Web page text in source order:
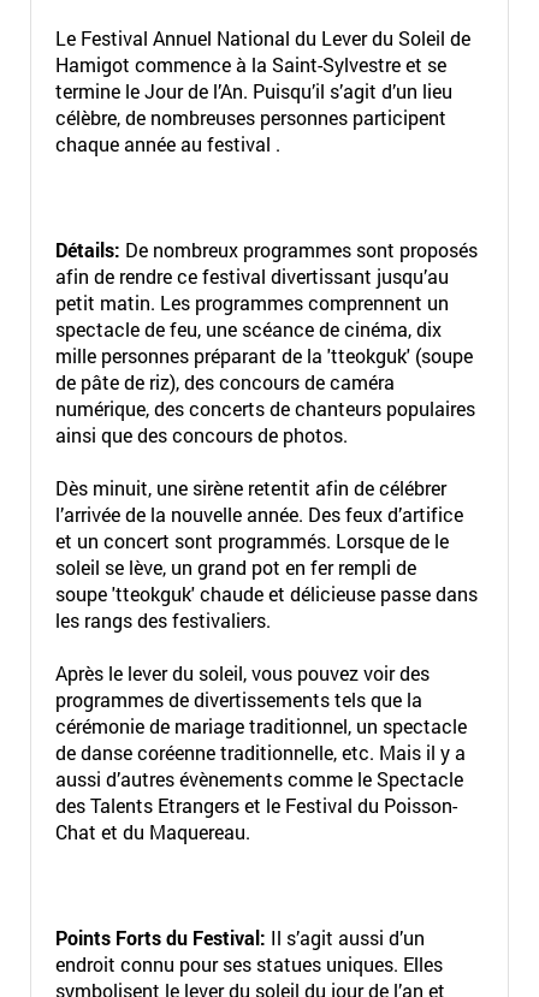
Le Festival Annuel National du Lever du Soleil de
Hamigot commence à la Saint-Sylvestre et se
termine le Jour de l’An. Puisqu’il s’agit d’un lieu
célèbre, de nombreuses personnes participent
chaque année au festival .
Détails: De nombreux programmes sont proposés
afin de rendre ce festival divertissant jusqu’au
petit matin. Les programmes comprennent un
spectacle de feu, une scéance de cinéma, dix
mille personnes préparant de la 'tteokguk' (soupe
de pâte de riz), des concours de caméra
numérique, des concerts de chanteurs populaires
ainsi que des concours de photos.
Dès minuit, une sirène retentit afin de célébrer
l’arrivée de la nouvelle année. Des feux d’artifice
et un concert sont programmés. Lorsque de le
soleil se lève, un grand pot en fer rempli de
soupe 'tteokguk' chaude et délicieuse passe dans
les rangs des festivaliers.
Après le lever du soleil, vous pouvez voir des
programmes de divertissements tels que la
cérémonie de mariage traditionnel, un spectacle
de danse coréenne traditionnelle, etc. Mais il y a
aussi d’autres évènements comme le Spectacle
des Talents Etrangers et le Festival du Poisson-
Chat et du Maquereau.
Points Forts du Festival: Il s’agit aussi d’un
endroit connu pour ses statues uniques. Elles
symbolisent le lever du soleil du jour de l’an et